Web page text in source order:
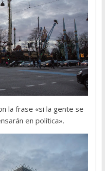
la frase «si la gente se
en política».